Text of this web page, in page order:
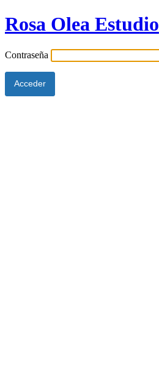
Rosa Olea Estudio
Contraseña